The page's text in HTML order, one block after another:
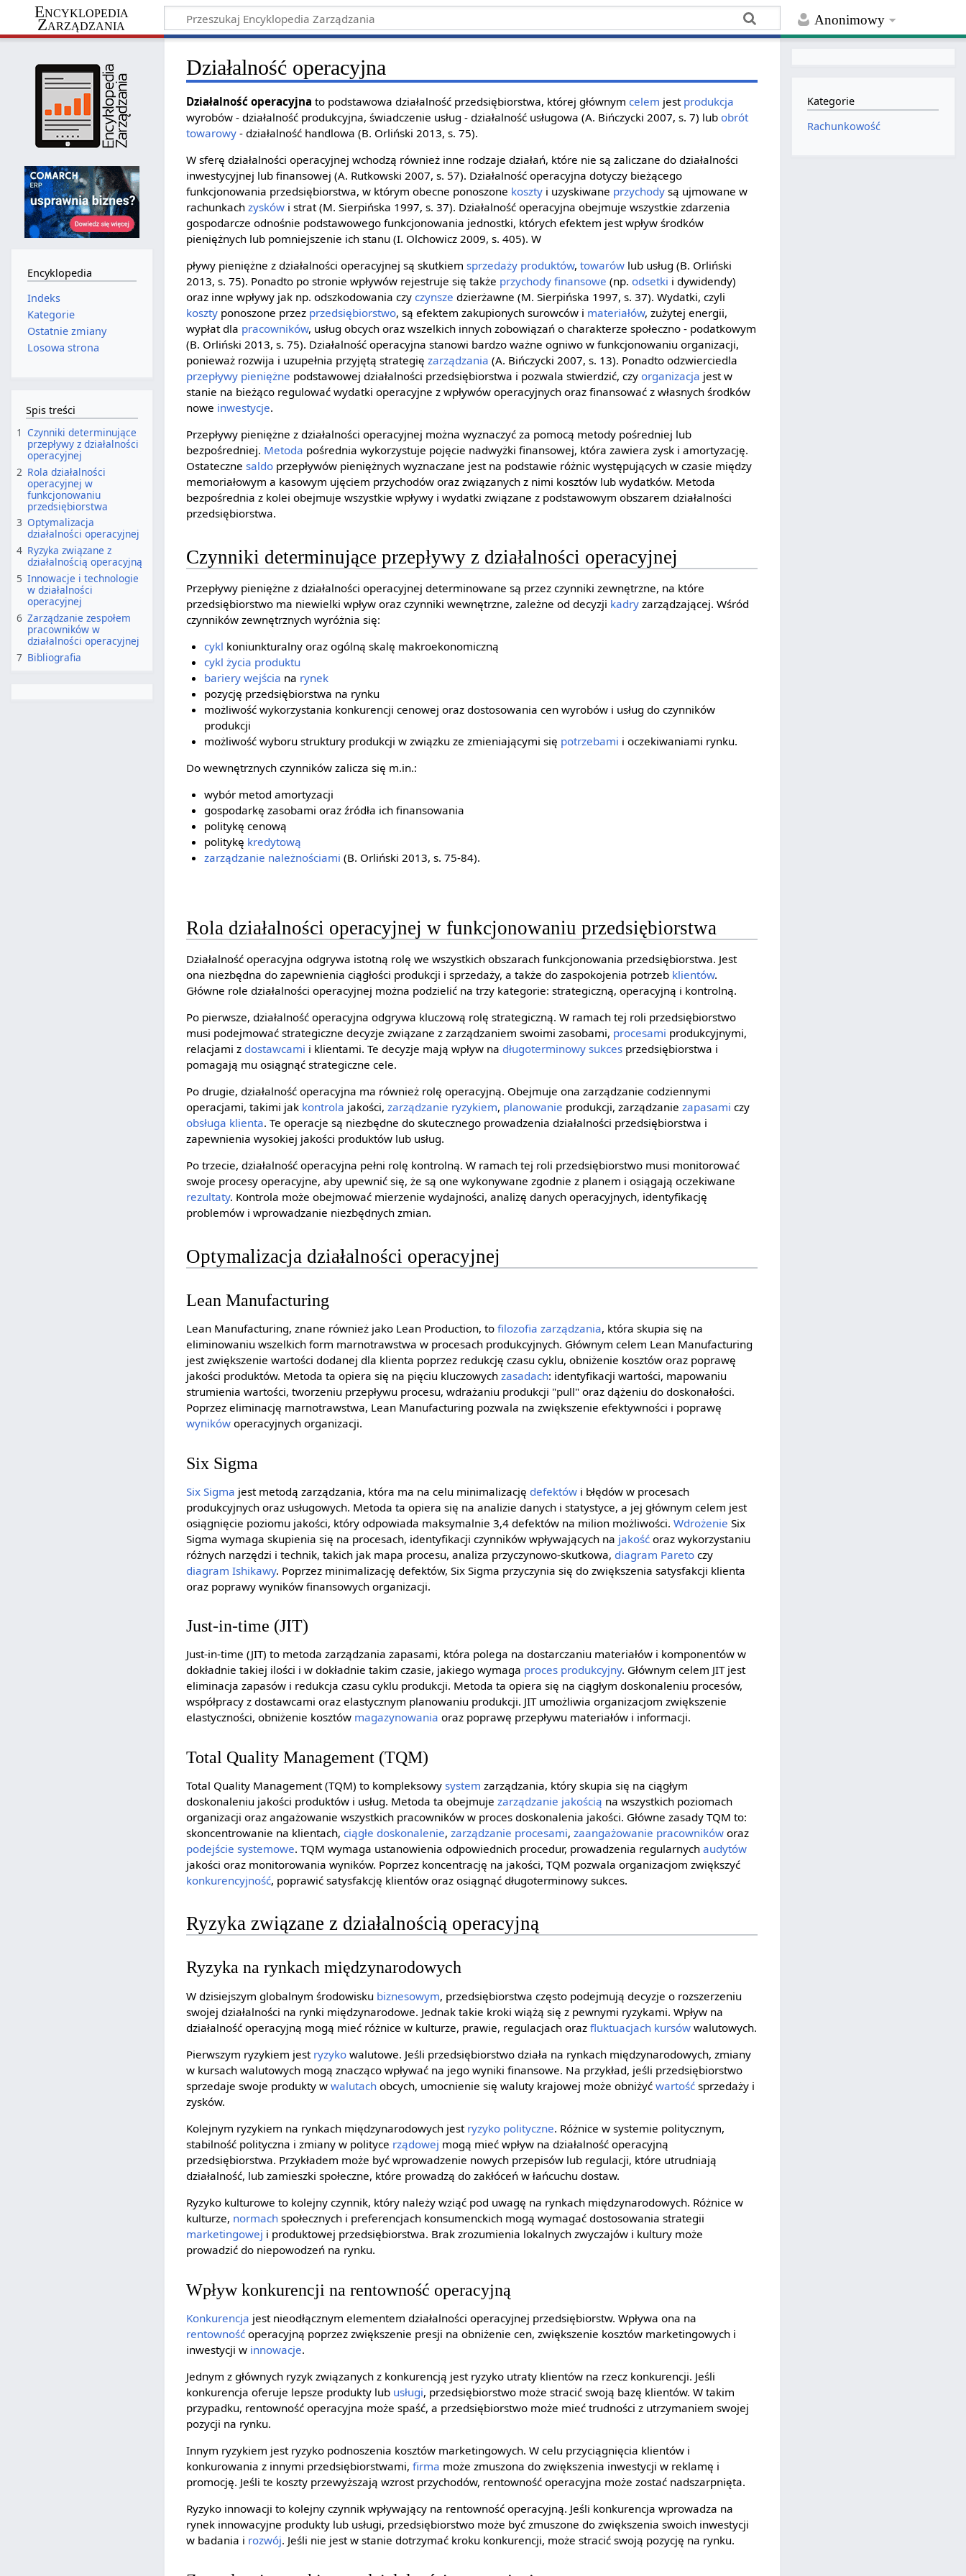
Anonimowy
Encyklopedia
Zarządzania
Działalność operacyjna
Działalność operacyjna to podstawowa działalność przedsiębiorstwa, której głównymcelem jest produkcja
wyrobów - działalność produkcyjna, świadczenie usług - działalność usługowa (A. Bińczycki 2007, s. 7) lubobrót
towarowy - działalność handlowa (B. Orliński 2013, s. 75).
W sferę działalności operacyjnej wchodzą również inne rodzaje działań, które nie są zaliczane do działalności
inwestycyjnej lub finansowej (A. Rutkowski 2007, s. 57). Działalność operacyjna dotyczy bieżącego
funkcjonowania przedsiębiorstwa, w którym obecne ponoszone koszty i uzyskiwane przychody są ujmowane w
rachunkachzysków i strat (M. Sierpińska 1997, s. 37). Działalność operacyjna obejmuje wszystkie zdarzenia
gospodarcze odnośnie podstawowego funkcjonowania jednostki, których efektem jest wpływ środków
pieniężnych lub pomniejszenie ich stanu (I. Olchowicz 2009, s. 405). W
pływy pieniężne z działalności operacyjnej są skutkiemsprzedaży produktów,towarów lub usług (B. Orliński
2013, s. 75). Ponadto po stronie wpływów rejestruje się także przychody finansowe (np.odsetki i dywidendy)
oraz inne wpływy jak np. odszkodowania czyczynsze dzierżawne (M. Sierpińska 1997, s. 37). Wydatki, czyli
koszty ponoszone przez przedsiębiorstwo, są efektem zakupionych surowców i materiałów, zużytej energii,
wypłat dla pracowników, usług obcych oraz wszelkich innych zobowiązań o charakterze społeczno - podatkowym
(B. Orliński 2013, s. 75). Działalność operacyjna stanowi bardzo ważne ogniwo w funkcjonowaniu organizacji,
ponieważ rozwija i uzupełnia przyjętą strategięzarządzania (A. Bińczycki 2007, s. 13). Ponadto odzwierciedla
przepływy pieniężne podstawowej działalności przedsiębiorstwa i pozwala stwierdzić, czyorganizacja jest w
stanie na bieżąco regulować wydatki operacyjne z wpływów operacyjnych oraz finansować z własnych środków
nowe inwestycje.
Przepływy pieniężne z działalności operacyjnej można wyznaczyć za pomocą metody pośredniej lub
bezpośredniej. Metoda pośrednia wykorzystuje pojęcie nadwyżki finansowej, która zawiera zysk i amortyzację.
Ostatecznesaldo przepływów pieniężnych wyznaczane jest na podstawie różnic występujących w czasie między
memoriałowym a kasowym ujęciem przychodów oraz związanych z nimi kosztów lub wydatków. Metoda
bezpośrednia z kolei obejmuje wszystkie wpływy i wydatki związane z podstawowym obszarem działalności
przedsiębiorstwa.
Czynniki determinujące przepływy z działalności operacyjnej
Przepływy pieniężne z działalności operacyjnej determinowane są przez czynniki zewnętrzne, na które
przedsiębiorstwo ma niewielki wpływ oraz czynniki wewnętrzne, zależne od decyzji kadry zarządzającej. Wśród
czynników zewnętrznych wyróżnia się:
cykl koniunkturalny oraz ogólną skalę makroekonomiczną
cykl życia produktu
bariery wejścia na rynek
pozycję przedsiębiorstwa na rynku
możliwość wykorzystania konkurencji cenowej oraz dostosowania cen wyrobów i usług do czynników
produkcji
możliwość wyboru struktury produkcji w związku ze zmieniającymi się potrzebami i oczekiwaniami rynku.
Do wewnętrznych czynników zalicza się m.in.:
wybór metod amortyzacji
gospodarkę zasobami oraz źródła ich finansowania
politykę cenową
politykę kredytową
zarządzanie należnościami (B. Orliński 2013, s. 75-84).
Rola działalności operacyjnej w funkcjonowaniu przedsiębiorstwa
Działalność operacyjna odgrywa istotną rolę we wszystkich obszarach funkcjonowania przedsiębiorstwa. Jest
ona niezbędna do zapewnienia ciągłości produkcji i sprzedaży, a także do zaspokojenia potrzeb klientów.
Główne role działalności operacyjnej można podzielić na trzy kategorie: strategiczną, operacyjną i kontrolną.
Po pierwsze, działalność operacyjna odgrywa kluczową rolę strategiczną. W ramach tej roli przedsiębiorstwo
musi podejmować strategiczne decyzje związane z zarządzaniem swoimi zasobami, procesami produkcyjnymi,
relacjami z dostawcami i klientami. Te decyzje mają wpływ na długoterminowy sukces przedsiębiorstwa i
pomagają mu osiągnąć strategiczne cele.
Po drugie, działalność operacyjna ma również rolę operacyjną. Obejmuje ona zarządzanie codziennymi
operacjami, takimi jak kontrola jakości,zarządzanie ryzykiem, planowanie produkcji, zarządzaniezapasami czy
obsługa klienta. Te operacje są niezbędne do skutecznego prowadzenia działalności przedsiębiorstwa i
zapewnienia wysokiej jakości produktów lub usług.
Po trzecie, działalność operacyjna pełni rolę kontrolną. W ramach tej roli przedsiębiorstwo musi monitorować
swoje procesy operacyjne, aby upewnić się, że są one wykonywane zgodnie z planem i osiągają oczekiwane
rezultaty. Kontrola może obejmować mierzenie wydajności, analizę danych operacyjnych, identyfikację
problemów i wprowadzanie niezbędnych zmian.
Optymalizacja działalności operacyjnej
Lean Manufacturing
Lean Manufacturing, znane również jako Lean Production, tofilozofia zarządzania, która skupia się na
eliminowaniu wszelkich form marnotrawstwa w procesach produkcyjnych. Głównym celem Lean Manufacturing
jest zwiększenie wartości dodanej dla klienta poprzez redukcję czasu cyklu, obniżenie kosztów oraz poprawę
jakości produktów. Metoda ta opiera się na pięciu kluczowychzasadach: identyfikacji wartości, mapowaniu
strumienia wartości, tworzeniu przepływu procesu, wdrażaniu produkcji "pull" oraz dążeniu do doskonałości.
Poprzez eliminację marnotrawstwa, Lean Manufacturing pozwala na zwiększenie efektywności i poprawę
wyników operacyjnych organizacji.
Six Sigma
Six Sigma jest metodą zarządzania, która ma na celu minimalizację defektów i błędów w procesach
produkcyjnych oraz usługowych. Metoda ta opiera się na analizie danych i statystyce, a jej głównym celem jest
osiągnięcie poziomu jakości, który odpowiada maksymalnie 3,4 defektów na milion możliwości.Wdrożenie Six
Sigma wymaga skupienia się na procesach, identyfikacji czynników wpływających na jakość oraz wykorzystaniu
różnych narzędzi i technik, takich jak mapa procesu, analiza przyczynowo-skutkowa, diagram Pareto czy
diagram Ishikawy. Poprzez minimalizację defektów, Six Sigma przyczynia się do zwiększenia satysfakcji klienta
oraz poprawy wyników finansowych organizacji.
Just-in-time (JIT)
Just-in-time (JIT) to metoda zarządzania zapasami, która polega na dostarczaniu materiałów i komponentów w
dokładnie takiej ilości i w dokładnie takim czasie, jakiego wymaga proces produkcyjny. Głównym celem JIT jest
eliminacja zapasów i redukcja czasu cyklu produkcji. Metoda ta opiera się na ciągłym doskonaleniu procesów,
współpracy z dostawcami oraz elastycznym planowaniu produkcji. JIT umożliwia organizacjom zwiększenie
elastyczności, obniżenie kosztów magazynowania oraz poprawę przepływu materiałów i informacji.
Total Quality Management (TQM)
Total Quality Management (TQM) to kompleksowysystem zarządzania, który skupia się na ciągłym
doskonaleniu jakości produktów i usług. Metoda ta obejmujezarządzanie jakością na wszystkich poziomach
organizacji oraz angażowanie wszystkich pracowników w proces doskonalenia jakości. Główne zasady TQM to:
skoncentrowanie na klientach,ciągłe doskonalenie,zarządzanie procesami,zaangażowanie pracowników oraz
podejście systemowe. TQM wymaga ustanowienia odpowiednich procedur, prowadzenia regularnychaudytów
jakości oraz monitorowania wyników. Poprzez koncentrację na jakości, TQM pozwala organizacjom zwiększyć
konkurencyjność, poprawić satysfakcję klientów oraz osiągnąć długoterminowy sukces.
Ryzyka związane z działalnością operacyjną
Ryzyka na rynkach międzynarodowych
W dzisiejszym globalnym środowisku biznesowym, przedsiębiorstwa często podejmują decyzje o rozszerzeniu
swojej działalności na rynki międzynarodowe. Jednak takie kroki wiążą się z pewnymi ryzykami. Wpływ na
działalność operacyjną mogą mieć różnice w kulturze, prawie, regulacjach orazfluktuacjach kursów walutowych.
Pierwszym ryzykiem jest ryzyko walutowe. Jeśli przedsiębiorstwo działa na rynkach międzynarodowych, zmiany
w kursach walutowych mogą znacząco wpływać na jego wyniki finansowe. Na przykład, jeśli przedsiębiorstwo
sprzedaje swoje produkty wwalutach obcych, umocnienie się waluty krajowej może obniżyćwartość sprzedaży i
zysków.
Kolejnym ryzykiem na rynkach międzynarodowych jest ryzyko polityczne. Różnice w systemie politycznym,
stabilność polityczna i zmiany w polityce rządowej mogą mieć wpływ na działalność operacyjną
przedsiębiorstwa. Przykładem może być wprowadzenie nowych przepisów lub regulacji, które utrudniają
działalność, lub zamieszki społeczne, które prowadzą do zakłóceń w łańcuchu dostaw.
Ryzyko kulturowe to kolejny czynnik, który należy wziąć pod uwagę na rynkach międzynarodowych. Różnice w
kulturze, normach społecznych i preferencjach konsumenckich mogą wymagać dostosowania strategii
marketingowej i produktowej przedsiębiorstwa. Brak zrozumienia lokalnych zwyczajów i kultury może
prowadzić do niepowodzeń na rynku.
Wpływ konkurencji na rentowność operacyjną
Konkurencja jest nieodłącznym elementem działalności operacyjnej przedsiębiorstw. Wpływa ona na
rentowność operacyjną poprzez zwiększenie presji na obniżenie cen, zwiększenie kosztów marketingowych i
inwestycji w innowacje.
Jednym z głównych ryzyk związanych z konkurencją jest ryzyko utraty klientów na rzecz konkurencji. Jeśli
konkurencja oferuje lepsze produkty lub usługi, przedsiębiorstwo może stracić swoją bazę klientów. W takim
przypadku, rentowność operacyjna może spaść, a przedsiębiorstwo może mieć trudności z utrzymaniem swojej
pozycji na rynku.
Innym ryzykiem jest ryzyko podnoszenia kosztów marketingowych. W celu przyciągnięcia klientów i
konkurowania z innymi przedsiębiorstwami,firma może zmuszona do zwiększenia inwestycji w reklamę i
promocję. Jeśli te koszty przewyższają wzrost przychodów, rentowność operacyjna może zostać nadszarpnięta.
Ryzyko innowacji to kolejny czynnik wpływający na rentowność operacyjną. Jeśli konkurencja wprowadza na
rynek innowacyjne produkty lub usługi, przedsiębiorstwo może być zmuszone do zwiększenia swoich inwestycji
w badania i rozwój. Jeśli nie jest w stanie dotrzymać kroku konkurencji, może stracić swoją pozycję na rynku.
Encyklopedia
Indeks
Kategorie
Ostatnie zmiany
Losowa strona
Spis treści
1 Czynniki determinujące
przepływy z działalności
operacyjnej
2 Rola działalności
operacyjnej w
funkcjonowaniu
przedsiębiorstwa
3 Optymalizacja
działalności operacyjnej
4 Ryzyka związane z
działalnością operacyjną
5 Innowacje i technologie
w działalności
operacyjnej
6 Zarządzanie zespołem
pracowników w
działalności operacyjnej
7 Bibliografia
Kategorie
Rachunkowość